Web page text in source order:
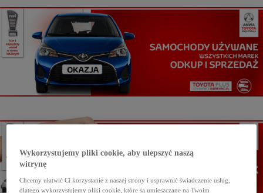
Wykorzystujemy pliki cookie, aby ulepszyć naszą
witrynę
Chcemy ułatwić Ci korzystanie z naszej strony i usprawnić świadczenie usług,
dlatego wykorzystujemy pliki cookie, które są umieszczane na Twoim